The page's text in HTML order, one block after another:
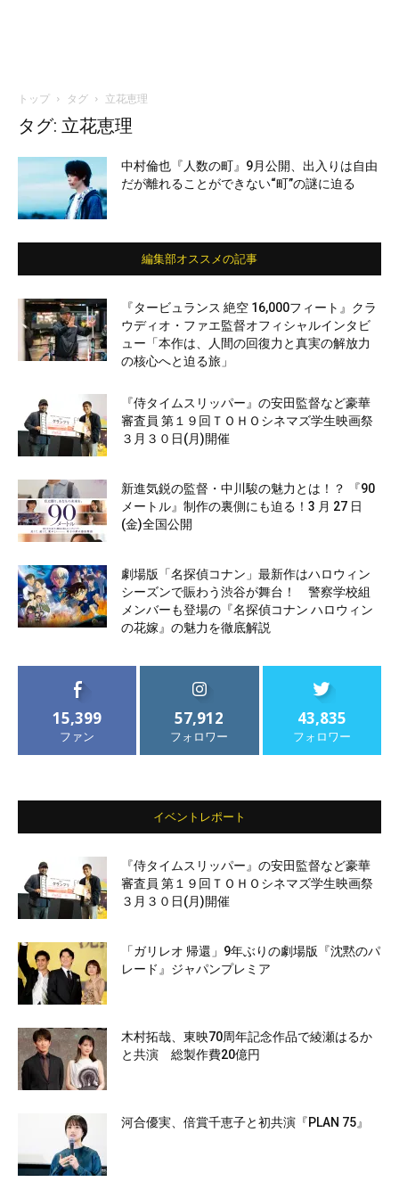
トップ タグ 立花恵理
タグ: 立花恵理
中村倫也『人数の町』9月公開、出入りは自由
だが離れることができない“町”の謎に迫る
編集部オススメの記事
『タービュランス 絶空 16,000フィート』クラ
ウディオ・ファエ監督オフィシャルインタビ
ュー「本作は、人間の回復力と真実の解放力
の核心へと迫る旅」
『侍タイムスリッパー』の安田監督など豪華
審査員 第１９回ＴＯＨＯシネマズ学生映画祭
３月３０日(月)開催
新進気鋭の監督・中川駿の魅力とは！？ 『90
メートル』制作の裏側にも迫る！3 月 27 日
(金)全国公開
劇場版「名探偵コナン」最新作はハロウィン
シーズンで賑わう渋谷が舞台！ 警察学校組
メンバーも登場の『名探偵コナン ハロウィン
の花嫁』の魅力を徹底解説
15,399
ファン
57,912
フォロワー
43,835
フォロワー
イベントレポート
『侍タイムスリッパー』の安田監督など豪華
審査員 第１９回ＴＯＨＯシネマズ学生映画祭
３月３０日(月)開催
「ガリレオ 帰還」9年ぶりの劇場版『沈黙のパ
レード』ジャパンプレミア
木村拓哉、東映70周年記念作品で綾瀬はるか
と共演 総製作費20億円
河合優実、倍賞千恵子と初共演『PLAN 75』